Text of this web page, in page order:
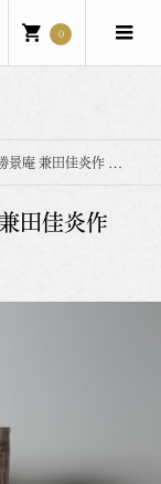
0
兼田佳炎作 萩焼
田佳炎作